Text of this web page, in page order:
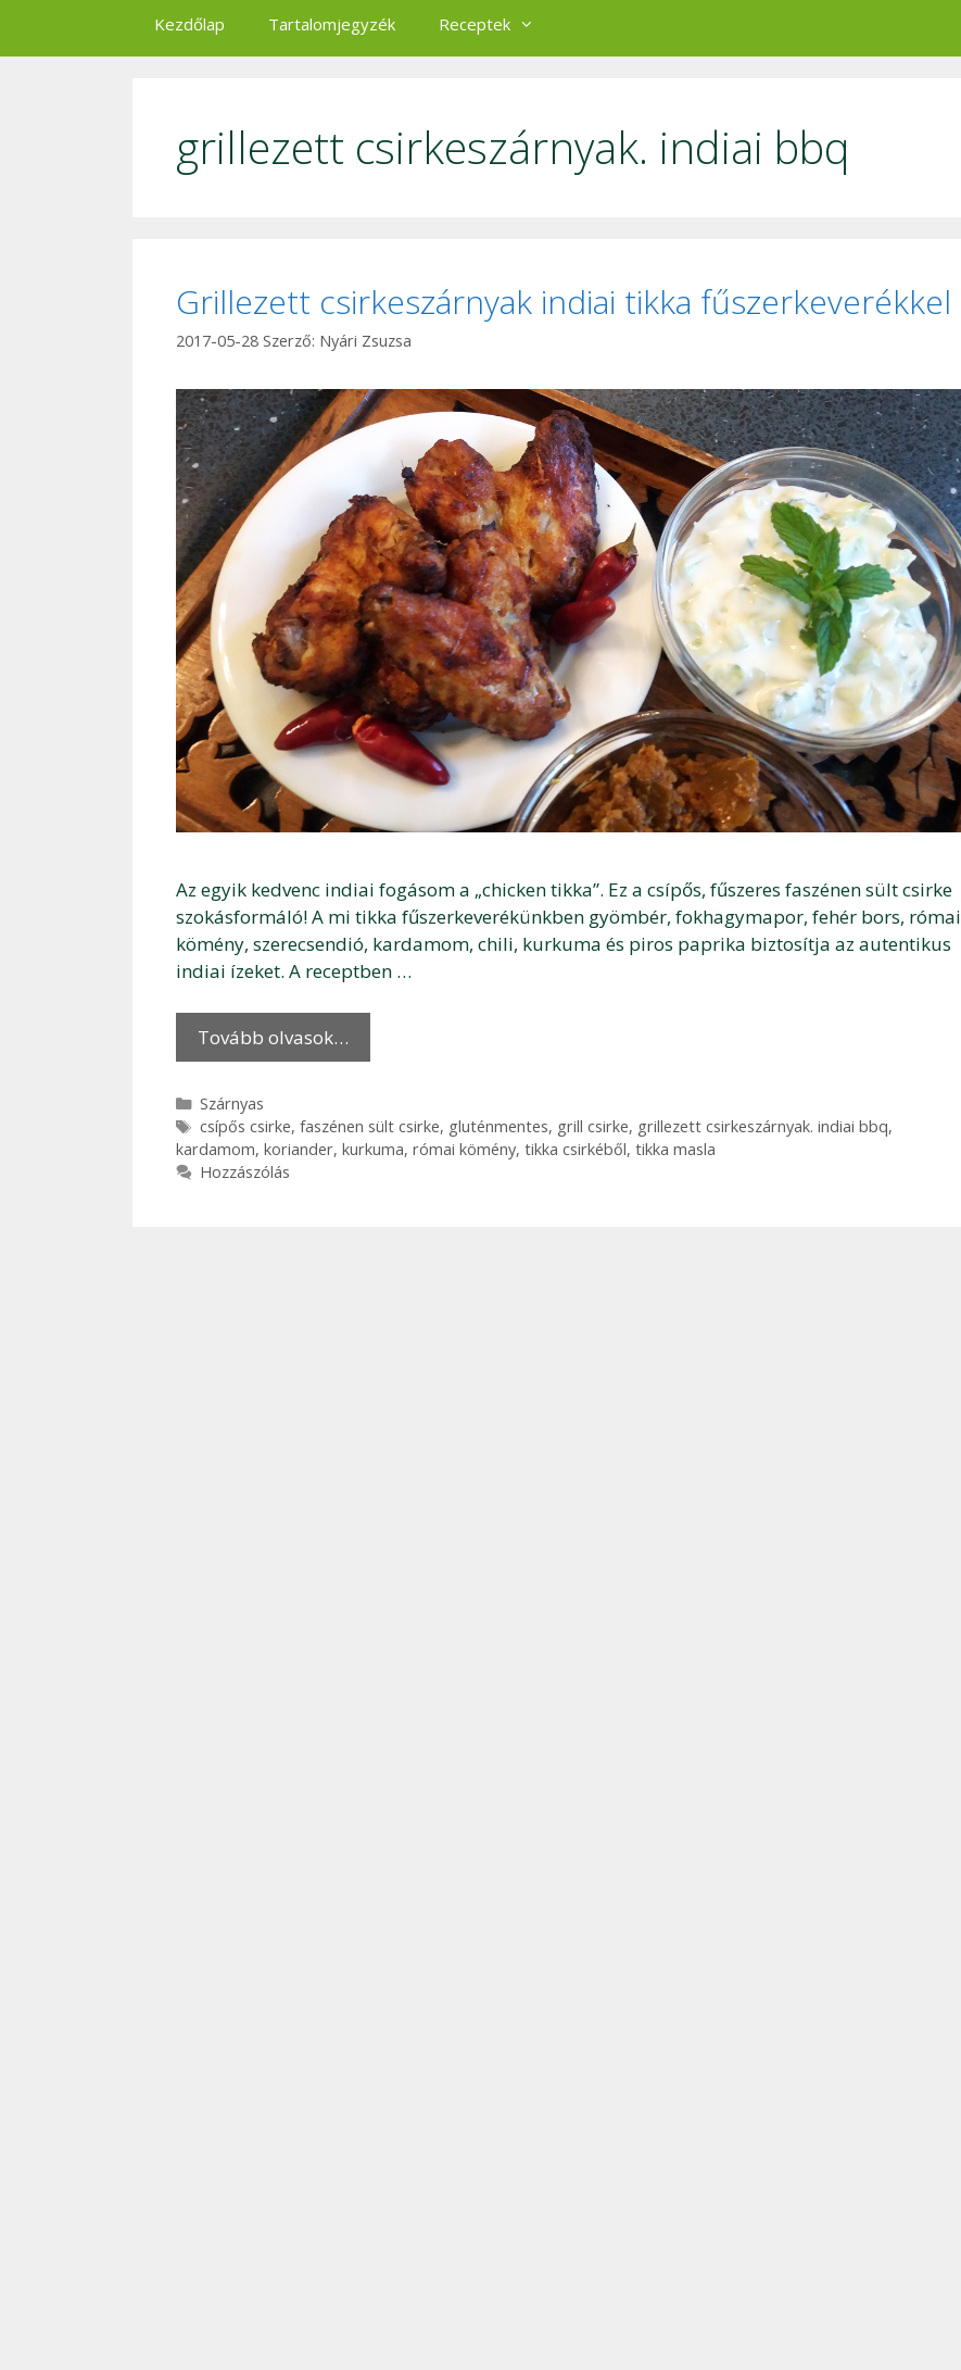
Kezdőlap Tartalomjegyzék Receptek
grillezett csirkeszárnyak. indiai bbq
Grillezett csirkeszárnyak indiai tikka fűszerkeverékkel
2017-05-28 Szerző: Nyári Zsuzsa
Az egyik kedvenc indiai fogásom a „chicken tikka”. Ez a csípős, fűszeres faszénen sült csirke
szokásformáló! A mi tikka fűszerkeverékünkben gyömbér, fokhagymapor, fehér bors, római
kömény, szerecsendió, kardamom, chili, kurkuma és piros paprika biztosítja az autentikus
indiai ízeket. A receptben …
Tovább olvasok…
Kategória
Szárnyas
Címkék
csípős csirke, faszénen sült csirke, gluténmentes, grill csirke, grillezett csirkeszárnyak. indiai bbq,
kardamom, koriander, kurkuma, római kömény, tikka csirkéből, tikka masla
Hozzászólás